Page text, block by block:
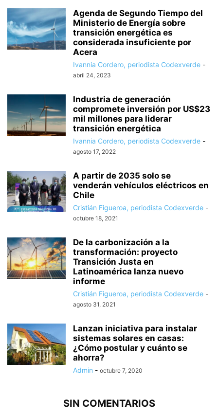
Agenda de Segundo Tiempo del
Ministerio de Energía sobre
transición energética es
considerada insuficiente por
Acera
Ivannia Cordero, periodista Codexverde -
abril 24, 2023
Industria de generación
compromete inversión por US$23
mil millones para liderar
transición energética
Ivannia Cordero, periodista Codexverde -
agosto 17, 2022
A partir de 2035 solo se
venderán vehículos eléctricos en
Chile
Cristián Figueroa, periodista Codexverde -
octubre 18, 2021
De la carbonización a la
transformación: proyecto
Transición Justa en
Latinoamérica lanza nuevo
informe
Cristián Figueroa, periodista Codexverde -
agosto 31, 2021
Lanzan iniciativa para instalar
sistemas solares en casas:
¿Cómo postular y cuánto se
ahorra?
Admin - octubre 7, 2020
SIN COMENTARIOS